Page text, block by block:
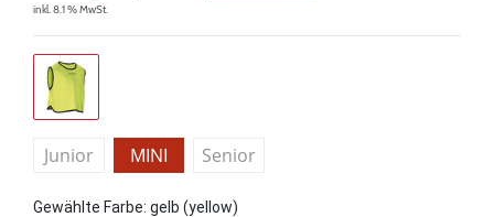
inkl. 8.1 % MwSt.
Junior MINI Senior
Gewählte Farbe: gelb (yellow)